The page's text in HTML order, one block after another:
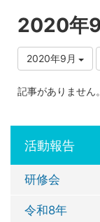
2020年
2020年9月
記事がありません。
活動報告
研修会
令和8年